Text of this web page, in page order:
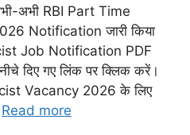
अभी RBI Part Time
Notification जारी किया
Job Notification PDF
दिए गए लिंक पर क्लिक करें।
Vacancy 2026 के लिए
Read more